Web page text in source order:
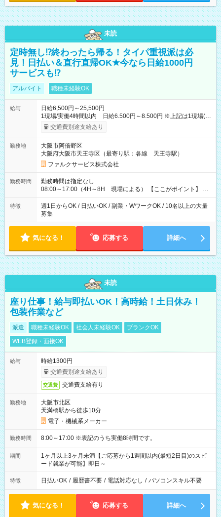
未読
定時無し⁉終わったら帰る！タイパ重視派は必
見！日払い＆直行直帰OK★今なら日給1000円
サービスも⁉
アルバイト 職種未経験OK
給与
日給6,500円～25,500円
1現場/実働4時間以内 日給6.500円～8.500円 ※上記は1現場(実
働4時間以内)あたりの給与です ※基本は1日あたり2現場(実働8
時間以内)をお任せします。その場合の支給額は日給1,3000円で
～」ですが、今なら初出勤をした人は採用祝いで【日給+1.000
円】のボーナスが！★（その他待遇に変更ありません） 現場に
よっては早く終わることもあり！ その場合も給与金額は変わり
ません！ ≪給与例≫ ・週1日勤務 ㈪～㈮は本業のため㈯のみ
1現場/6.500×2現場＝日給13.000円×4日 ＝月給52.000円 ・週6
日でレギュラー勤務(勤続1年) 1現場/7.200×2現場＝日給14.400
る」などをして月に40万以上を稼ぐ人も☆ ◆支払い方法：日払
い・週払い・月3回払いが選択可能 【試用期間】試用期間なし
交通費別途支給あり
勤務地
大阪市阿倍野区
大阪府大阪市天王寺区（最寄り駅：各線 天王寺駅）
ファルクサービス株式会社
勤務時間
勤務時間は指定なし
08:00～17:00（4H～8H 現場による） 【ここがポイント】 ◆
給与の日給保障あり！ 「4時間の現場」が「1時間」で終わった
時も給料変わらず！ 「4時間の現場」のお給料をお支払いします
♪ 1日にたくさんの現場をこなせば、高収入を実現可能！
特徴
週1日からOK / 日払いOK / 副業・WワークOK / 10名以上の大量
募集
気になる！ 応募する 詳細へ
未読
座り仕事！給与即払いOK！高時給！土日休み！
包装作業など
派遣 職種未経験OK 社会人未経験OK
ブランクOK
WEB登録・面接OK
給与
時給1300円
交通費別途支給あり
交通費 交通費支給有り
勤務地
大阪市北区
天満橋駅から徒歩10分
電子・機械系メーカー
勤務時間 8:00～17:00 ※表記のうち実働8時間です。
期間
1ヶ月以上3ヶ月未満【ご応募から1週間以内(最短2日目)のスピ
ード就業が可能】即日～
特徴 日払いOK / 履歴書不要 / 電話対応なし / パソコンスキル不要
気になる！ 応募する 詳細へ